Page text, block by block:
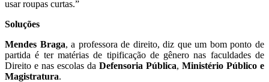
usar roupas curtas.”
Soluções
Mendes Braga, a professora de direito, diz que um bom ponto de
partida é ter matérias de tipificação de gênero nas faculdades de
Direito e nas escolas da Defensoria Pública, Ministério Público e
Magistratura.